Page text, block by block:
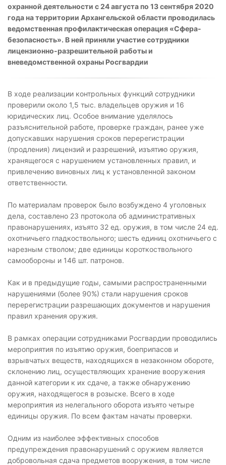
охранной деятельности с 24 августа по 13 сентября 2020
года на территории Архангельской области проводилась
ведомственная профилактическая операция «Сфера-
безопасность». В ней приняли участие сотрудники
лицензионно-разрешительной работы и
вневедомственной охраны Росгвардии
В ходе реализации контрольных функций сотрудники
проверили около 1,5 тыс. владельцев оружия и 16
юридических лиц. Особое внимание уделялось
разъяснительной работе, проверке граждан, ранее уже
допускавших нарушения сроков перерегистрации
(продления) лицензий и разрешений, изъятию оружия,
хранящегося с нарушением установленных правил, и
привлечению виновных лиц к установленной законом
ответственности.
По материалам проверок было возбуждено 4 уголовных
дела, составлено 23 протокола об административных
правонарушениях, изъято 32 ед. оружия, в том числе 24 ед.
охотничьего гладкоствольного; шесть единиц охотничьего с
нарезным стволом; две единицы короткоствольного
самообороны и 146 шт. патронов.
Как и в предыдущие годы, самыми распространенными
нарушениями (более 90%) стали нарушения сроков
перерегистрации разрешающих документов и нарушения
правил хранения оружия.
В рамках операции сотрудниками Росгвардии проводились
мероприятия по изъятию оружия, боеприпасов и
взрывчатых веществ, находящихся в незаконном обороте,
склонению лиц, осуществляющих хранение вооружения
данной категории к их сдаче, а также обнаружению
оружия, находящегося в розыске. Всего в ходе
мероприятия из нелегального оборота изъято четыре
единицы оружия. По всем фактам начаты проверки.
Одним из наиболее эффективных способов
предупреждения правонарушений с оружием является
добровольная сдача предметов вооружения, в том числе